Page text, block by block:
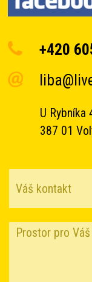
+420
U Rybníka
387 01